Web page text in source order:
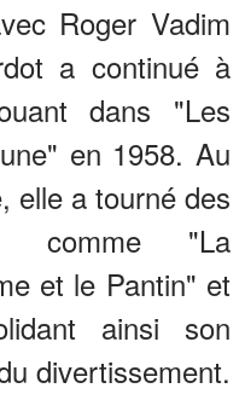
Roger Vadim
a continué à
dans "Les
en 1958. Au
elle a tourné des
comme "La
et le Pantin" et
ainsi son
divertissement.